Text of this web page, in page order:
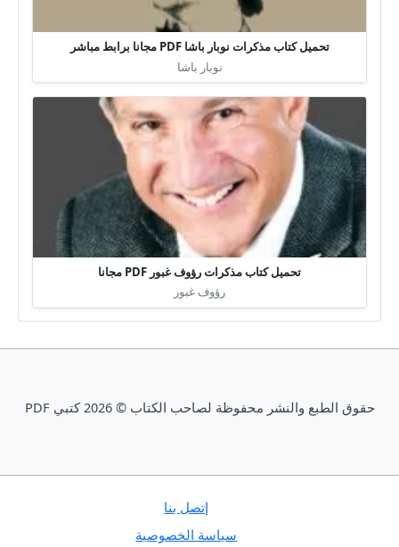
تحميل كتاب مذكرات نوبار باشا PDF مجانا برابط مباشر
نوبار باشا
تحميل كتاب مذكرات رؤوف غبور PDF مجانا
رؤوف غبور
حقوق الطبع والنشر محفوظة لصاحب الكتاب © 2026 كتبي PDF
إتصل بنا
سياسة الخصوصية